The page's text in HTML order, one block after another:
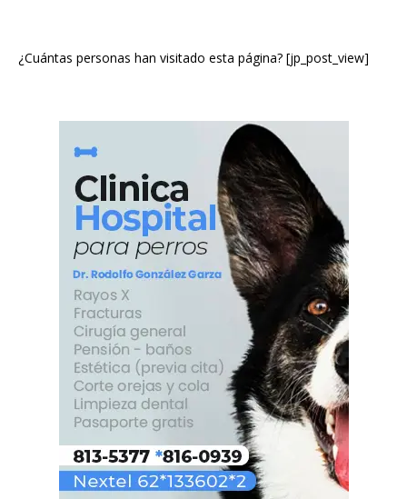
¿Cuántas personas han visitado esta página? [jp_post_view]